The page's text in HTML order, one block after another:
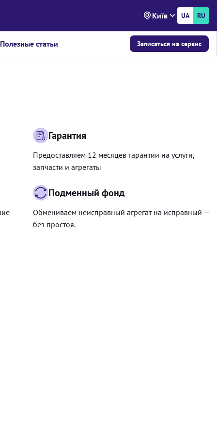
Київ UA RU
Полезные статьи Записаться на сервис
Гарантия
Предоставляем 12 месяцев гарантии на услуги,
запчасти и агрегаты
Подменный фонд
Обмениваем неисправный агрегат на исправный —
без простоя.